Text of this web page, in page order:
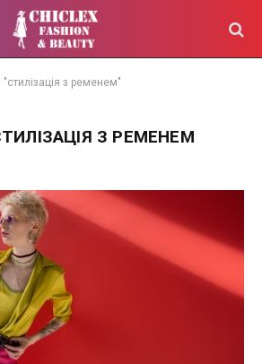
з ременем"
З РЕМЕНЕМ